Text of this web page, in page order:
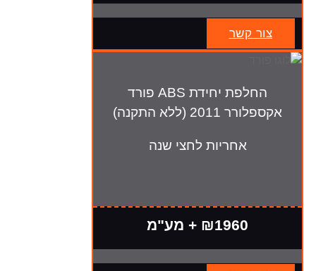
צור קשר
החלפת יחידת ABS פורד
אקספלורר 2011 (ללא התקנה)
אחריות לחצי שנה
₪1960 + מע"מ